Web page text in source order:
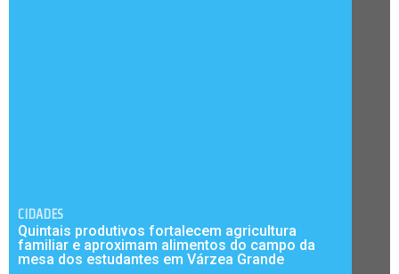
CIDADES
Quintais produtivos fortalecem agricultura
familiar e aproximam alimentos do campo da
mesa dos estudantes em Várzea Grande